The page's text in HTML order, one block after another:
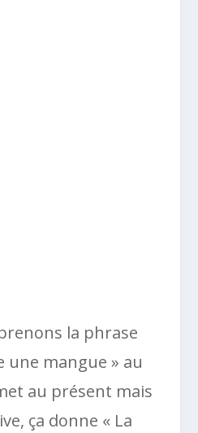
la phrase
une mangue » au
au présent mais
ça donne « La